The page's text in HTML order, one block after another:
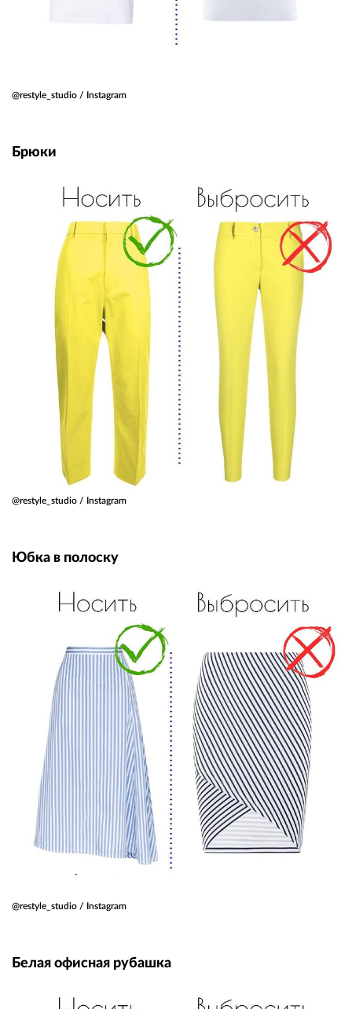
@restyle_studio / Instagram
Брюки
@restyle_studio / Instagram
Юбка в полоску
@restyle_studio / Instagram
Белая офисная рубашка